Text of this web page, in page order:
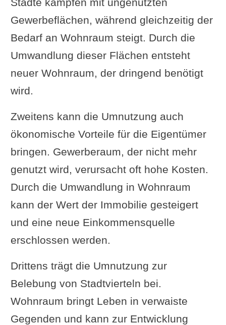
n
Weitere steuerliche Vorteile
Wann lohnt sich der Umbau?
Bereiche und Gewerke, die meist
Bau- und Umbaumaßnahmen
Technische Infrastruktur
Herausforderungen und
Kontroversen bei der Umnutzung
von Gewerberaum
Umfrage zu den
Herausforderungen bei der
Umnutzung
Checkliste für die Umnutzung
Schritt-für-Schritt-Anleitung
Abschließende Tipps für diese Art
von Projekt
Gewerbeflächen, während gleichzeitig der
Bedarf an Wohnraum steigt. Durch die
Umwandlung dieser Flächen entsteht
neuer Wohnraum, der dringend benötigt
wird.
Zweitens kann die Umnutzung auch
ökonomische Vorteile für die Eigentümer
bringen. Gewerberaum, der nicht mehr
genutzt wird, verursacht oft hohe Kosten.
Durch die Umwandlung in Wohnraum
kann der Wert der Immobilie gesteigert
und eine neue Einkommensquelle
erschlossen werden.
Drittens trägt die Umnutzung zur
Belebung von Stadtvierteln bei.
Wohnraum bringt Leben in verwaiste
Gegenden und kann zur Entwicklung